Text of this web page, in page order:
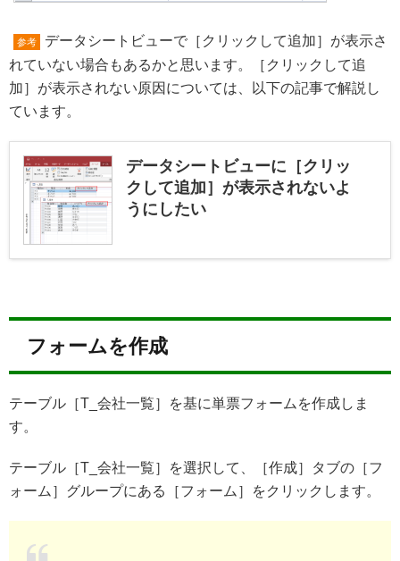
参考
データシートビューで［クリックして追加］が表示さ
れていない場合もあるかと思います。［クリックして追
加］が表示されない原因については、以下の記事で解説し
ています。
データシートビューに［クリッ
クして追加］が表示されないよ
うにしたい
フォームを作成
テーブル［T_会社一覧］を基に単票フォームを作成しま
す。
テーブル［T_会社一覧］を選択して、［作成］タブの［フ
ォーム］グループにある［フォーム］をクリックします。